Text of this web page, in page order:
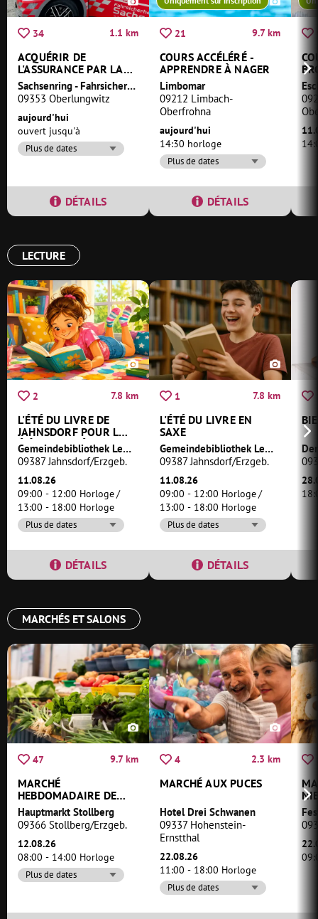
34 1.1 km
ACQUÉRIR DE
L'ASSURANCE PAR LA
FORMATION
Sachsenring - Fahrsicherheitszentrum am Sachsenring
09353 Oberlungwitz
aujourd'hui
ouvert jusqu'à
Plus de dates
DÉTAILS
21 9.7 km
COURS ACCÉLÉRÉ -
APPRENDRE À NAGER
Limbomar
09212 Limbach-
Oberfrohna
aujourd'hui
14:30 horloge
Plus de dates
DÉTAILS
LECTURE
2 7.8 km
L'ÉTÉ DU LIVRE DE
JAHNSDORF POUR LES
ÉLÈVES DE L'ÉCOLE
PRIMAIRE
Gemeindebibliothek Leukersdorf
09387 Jahnsdorf/Erzgeb.
11.08.26
09:00 - 12:00 Horloge
13:00 - 18:00 Horloge
Plus de dates
DÉTAILS
1 7.8 km
L'ÉTÉ DU LIVRE EN
SAXE
Gemeindebibliothek Leukersdorf
09387 Jahnsdorf/Erzgeb.
11.08.26
09:00 - 12:00 Horloge
13:00 - 18:00 Horloge
Plus de dates
DÉTAILS
MARCHÉS ET SALONS
47 9.7 km
MARCHÉ
HEBDOMADAIRE DE
STOLLBERG
Hauptmarkt Stollberg
09366 Stollberg/Erzgeb.
12.08.26
08:00 - 14:00 Horloge
Plus de dates
4 2.3 km
MARCHÉ AUX PUCES
Hotel Drei Schwanen
09337 Hohenstein-
Ernstthal
22.08.26
11:00 - 18:00 Horloge
Plus de dates